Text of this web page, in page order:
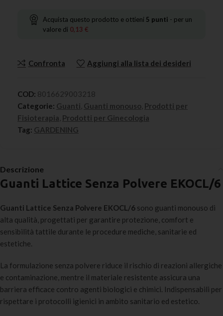
Acquista questo prodotto e ottieni 5 punti - per un
valore di 0,13 €
Confronta Aggiungi alla lista dei desideri
COD: 8016629003218
Categorie: Guanti Guanti monouso Prodotti per
Fisioterapia Prodotti per Ginecologia
Tag: GARDENING
Descrizione
Guanti Lattice Senza Polvere EKOCL/6
Guanti Lattice Senza Polvere EKOCL/6 sono guanti monouso di
alta qualità, progettati per garantire protezione, comfort e
sensibilità tattile durante le procedure mediche, sanitarie ed
estetiche.
La formulazione senza polvere riduce il rischio di reazioni allergiche
e contaminazione, mentre il materiale resistente assicura una
barriera efficace contro agenti biologici e chimici. Indispensabili per
rispettare i protocolli igienici in ambito sanitario ed estetico.